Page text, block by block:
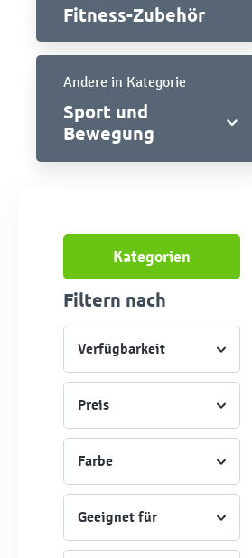
Fitness-Zubehör
Andere in Kategorie
Sport und
Bewegung
Kategorien
Filtern nach
Verfügbarkeit
Preis
Farbe
Geeignet für